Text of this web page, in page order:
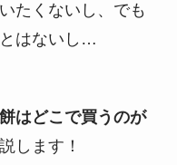
たくないし、でも
はないし…
餅はどこで買うのが
します！